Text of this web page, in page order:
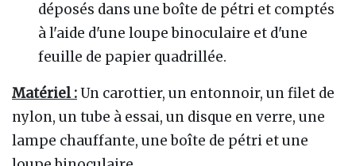
déposés dans une boîte de pétri et comptés
à l'aide d'une loupe binoculaire et d'une
feuille de papier quadrillée.
Matériel :Un carottier, un entonnoir, un filet de
nylon, un tube à essai, un disque en verre, une
lampe chauffante, une boîte de pétri et une